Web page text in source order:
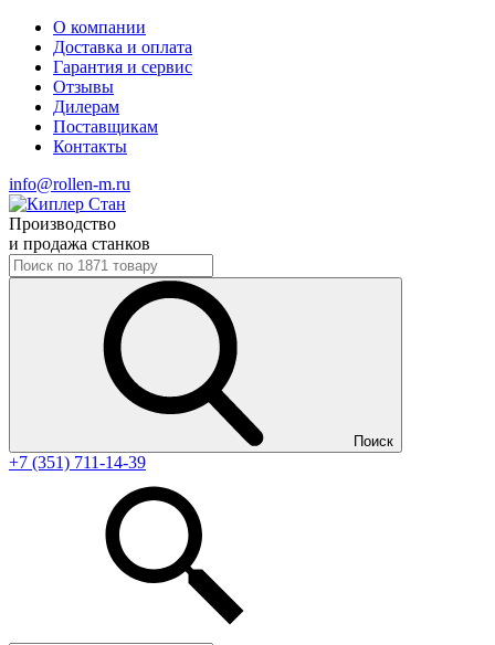
О компании
Доставка и оплата
Гарантия и сервис
Отзывы
Дилерам
Поставщикам
Контакты
info@rollen-m.ru
Производство
и продажа станков
Поиск
+7 (351) 711-14-39